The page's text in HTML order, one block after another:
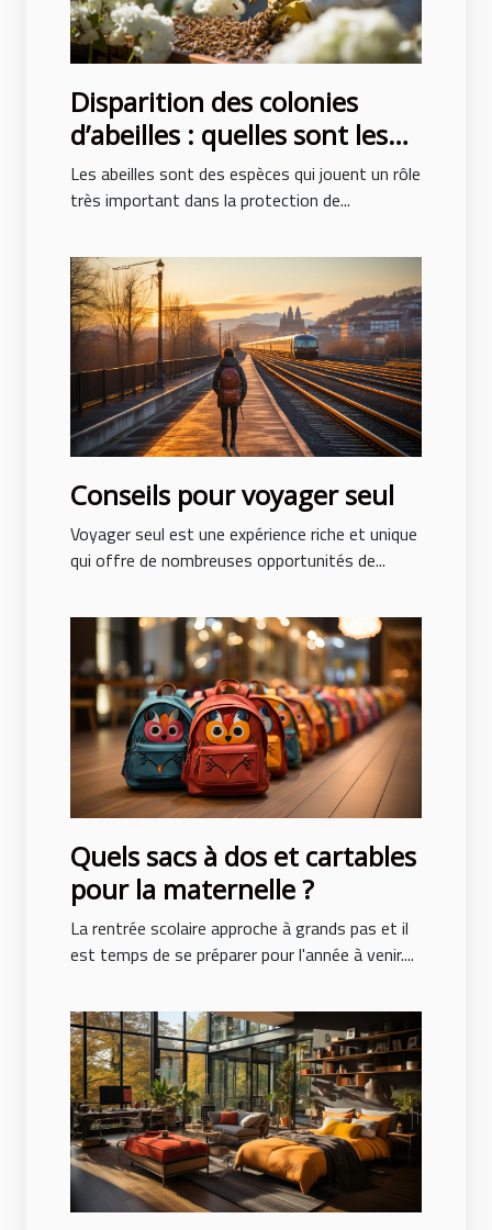
Disparition des colonies
d’abeilles : quelles sont les
causes ?
Les abeilles sont des espèces qui jouent un rôle
très important dans la protection de...
Conseils pour voyager seul
Voyager seul est une expérience riche et unique
qui offre de nombreuses opportunités de...
Quels sacs à dos et cartables
pour la maternelle ?
La rentrée scolaire approche à grands pas et il
est temps de se préparer pour l'année à venir....